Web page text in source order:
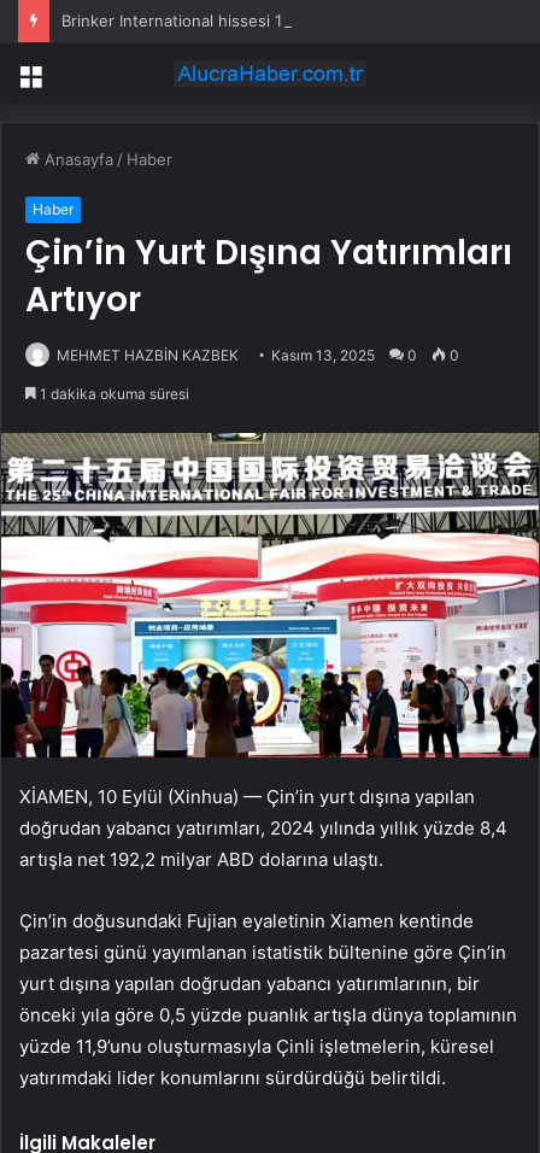
Menü
Anasayfa / Haber
Haber
Çin’in Yurt Dışına Yatırımları
Artıyor
MEHMET HAZBİN KAZBEK Kasım 13, 2025 0 0
1 dakika okuma süresi
XİAMEN, 10 Eylül (Xinhua) — Çin’in yurt dışına yapılan
doğrudan yabancı yatırımları, 2024 yılında yıllık yüzde 8,4
artışla net 192,2 milyar ABD dolarına ulaştı.
Çin’in doğusundaki Fujian eyaletinin Xiamen kentinde
pazartesi günü yayımlanan istatistik bültenine göre Çin’in
yurt dışına yapılan doğrudan yabancı yatırımlarının, bir
önceki yıla göre 0,5 yüzde puanlık artışla dünya toplamının
yüzde 11,9’unu oluşturmasıyla Çinli işletmelerin, küresel
yatırımdaki lider konumlarını sürdürdüğü belirtildi.
İlgili Makaleler